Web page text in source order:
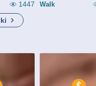
1447 Walk